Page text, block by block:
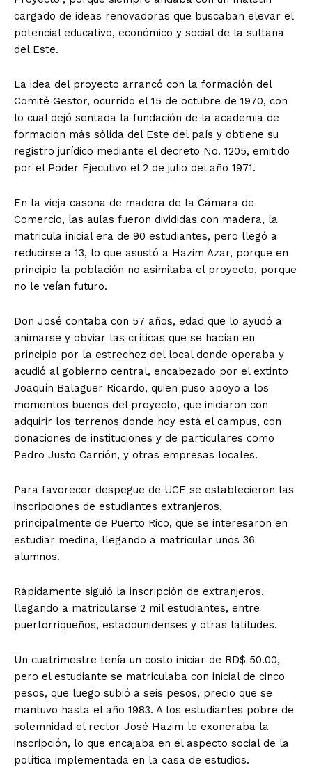
cargado de ideas renovadoras que buscaban elevar el
potencial educativo, económico y social de la sultana
del Este.
La idea del proyecto arrancó con la formación del
Comité Gestor, ocurrido el 15 de octubre de 1970, con
lo cual dejó sentada la fundación de la academia de
formación más sólida del Este del país y obtiene su
registro jurídico mediante el decreto No. 1205, emitido
por el Poder Ejecutivo el 2 de julio del año 1971.
En la vieja casona de madera de la Cámara de
Comercio, las aulas fueron divididas con madera, la
matricula inicial era de 90 estudiantes, pero llegó a
reducirse a 13, lo que asustó a Hazim Azar, porque en
principio la población no asimilaba el proyecto, porque
no le veían futuro.
Don José contaba con 57 años, edad que lo ayudó a
animarse y obviar las críticas que se hacían en
principio por la estrechez del local donde operaba y
acudió al gobierno central, encabezado por el extinto
Joaquín Balaguer Ricardo, quien puso apoyo a los
momentos buenos del proyecto, que iniciaron con
adquirir los terrenos donde hoy está el campus, con
donaciones de instituciones y de particulares como
Pedro Justo Carrión, y otras empresas locales.
Para favorecer despegue de UCE se establecieron las
inscripciones de estudiantes extranjeros,
principalmente de Puerto Rico, que se interesaron en
estudiar medina, llegando a matricular unos 36
alumnos.
Rápidamente siguió la inscripción de extranjeros,
llegando a matricularse 2 mil estudiantes, entre
puertorriqueños, estadounidenses y otras latitudes.
Un cuatrimestre tenía un costo iniciar de RD$ 50.00,
pero el estudiante se matriculaba con inicial de cinco
pesos, que luego subió a seis pesos, precio que se
mantuvo hasta el año 1983. A los estudiantes pobre de
solemnidad el rector José Hazim le exoneraba la
inscripción, lo que encajaba en el aspecto social de la
política implementada en la casa de estudios.